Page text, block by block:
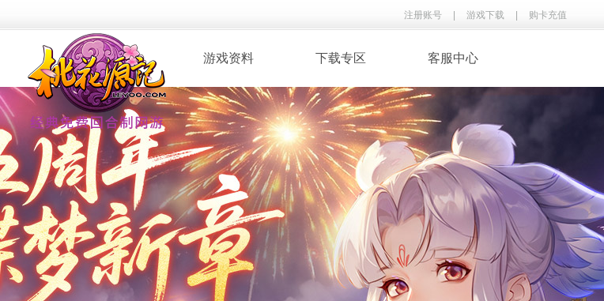
注册账号 游戏下载 购卡充值
客服中心
下载专区
游戏资料
· 录像下载
· 游戏音乐
· 玩家翻唱
· 新手指南
· 资料攻略
· 召唤兽图鉴